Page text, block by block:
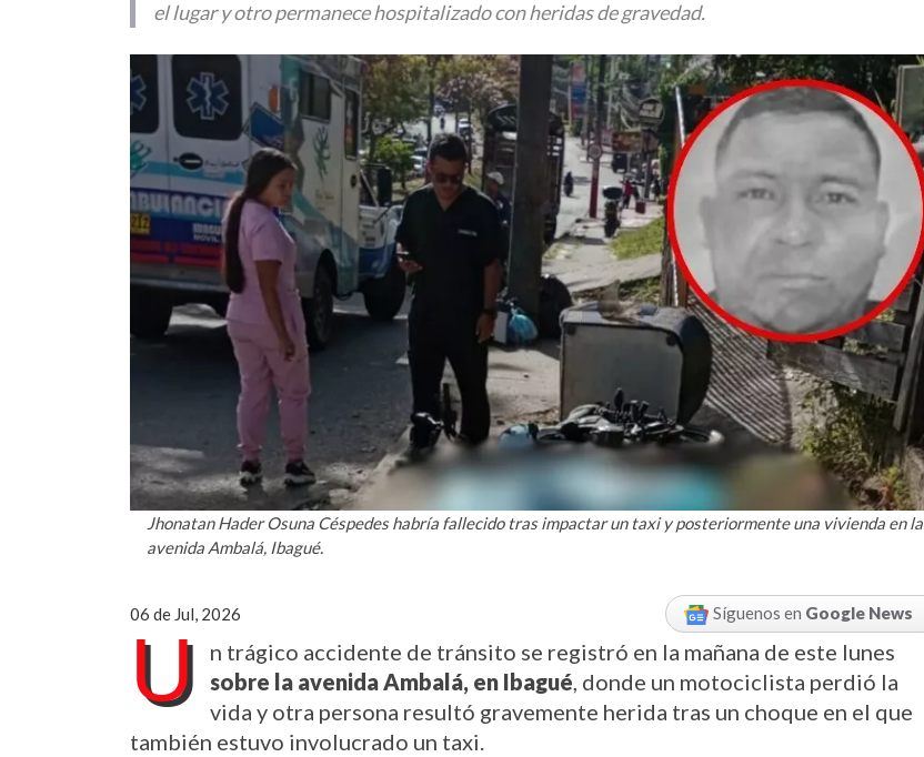
el lugar y otro permanece hospitalizado con heridas de gravedad.
Jhonatan Hader Osuna Céspedes habría fallecido tras impactar un taxi y posteriormente una vivienda en la
avenida Ambalá, Ibagué.
06 de Jul, 2026 Síguenos en Google News
U
sobre la avenida Ambalá, en Ibagué, donde un motociclista perdió la
vida y otra persona resultó gravemente herida tras un choque en el que
también estuvo involucrado un taxi.